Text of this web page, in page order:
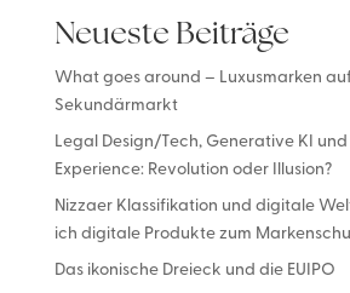
Neueste Beiträge
What goes around – Luxusmarken
Sekundärmarkt
Legal Design/Tech, Generative KI
Experience: Revolution oder Illusion?
Nizzaer Klassifikation und digitale
ich digitale Produkte zum
Das ikonische Dreieck und die EUIPO